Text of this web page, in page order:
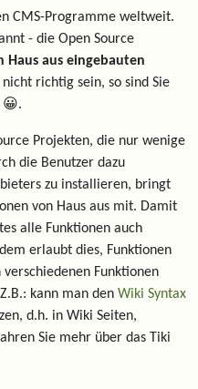
CMS-Programme weltweit.
- die Open Source
Haus aus eingebauten
richtig sein, so sind Sie
😀.
Projekten, die nur wenige
die Benutzer dazu
zu installieren, bringt
von Haus aus mit. Damit
alle Funktionen auch
erlaubt dies, Funktionen
Funktionen
kann man den Wiki Syntax
d.h. in Wiki Seiten,
Sie mehr über das Tiki